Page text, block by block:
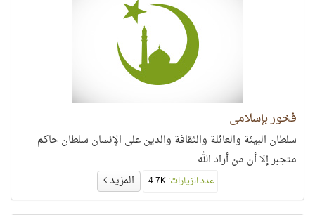
فخور بإسلامي
سلطان البيئة والعائلة والثقافة والدين على الإنسان سلطان حاكم
متجبر إلا أن من أراد الله..
عدد الزيارات: المزيد